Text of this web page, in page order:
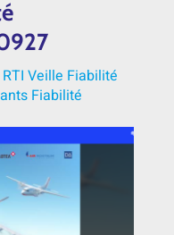
Veille Fiabilité
Fiabilité